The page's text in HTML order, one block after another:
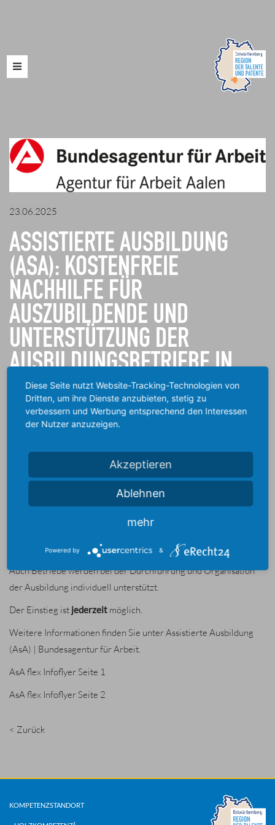
Toggle
navigation
23.06.2025
ASSISTIERTE AUSBILDUNG
(ASA): KOSTENFREIE
NACHHILFE FÜR
AUSZUBILDENDE UND
UNTERSTÜTZUNG DER
AUSBILDUNGSBETRIEBE IN
AALEN
Agentur für Arbeitbietet in Kooperation mit derBerufliche
Fortbildungszentren der Bayerischen Wirtschaft (bfz)
Unterstützungsangebot für Betriebe und deren Auszubildende
an. In kleinen Lerngruppen erhalten Auszubildende aller Berufe
und Lehrjahre Nachhilfe in allen Berufsschulfächern durch
vermeidenund Ausbildungsverhältnisse zustabilisieren
Auch Betriebe werden bei der Durchführung und Organisation
der Ausbildung individuell unterstützt.
Der Einstieg ist jederzeit möglich.
Weitere Informationen finden Sie unterAssistierte Ausbildung
(AsA) | Bundesagentur für Arbeit.
AsA flex Infoflyer Seite 1
AsA flex Infoflyer Seite 2
< Zurück
KOMPETENZSTANDORT
Diese Seite nutzt Website-Tracking-Technologien von
Dritten, um ihre Dienste anzubieten, stetig zu
verbessern und Werbung entsprechend den Interessen
der Nutzer anzuzeigen.
Akzeptieren
Ablehnen
mehr
Powered by &